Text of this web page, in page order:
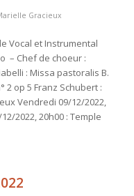
Gracieux
Vocal et Instrumental
– Chef de choeur :
: Missa pastoralis B.
2 op 5 Franz Schubert :
Vendredi 09/12/2022,
2022, 20h00 : Temple